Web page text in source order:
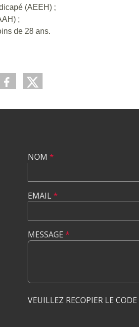
(AEEH) ;
;
de 28 ans.
NOM *
EMAIL*
MESSAGE *
VEUILLEZ RECOPIER LE CODE